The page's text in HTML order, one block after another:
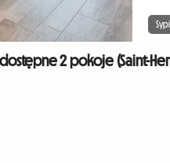
2 pokoje (Saint-